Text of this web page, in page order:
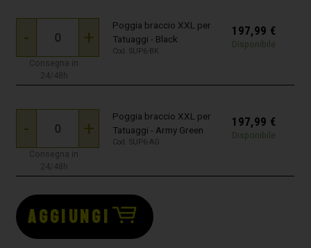
- +
Consegna in
24/48h
Poggia braccio XXL per
Tatuaggi - Black
Cod. SUP6-BK
197,99 €
Disponibile
- +
Consegna in
24/48h
Poggia braccio XXL per
Tatuaggi - Army Green
Cod. SUP6-AG
197,99 €
Disponibile
AGGIUNGI